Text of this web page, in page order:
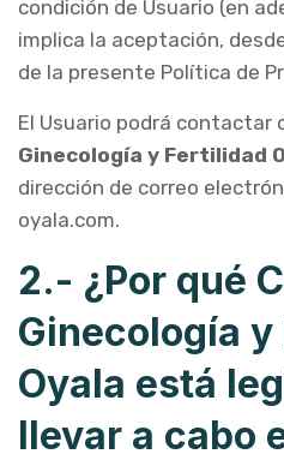
condición de Usuario (en
implica la aceptación,
de la presente Política de
El Usuario podrá contactar
Ginecología y Fertilidad
dirección de correo
oyala.com.
2.- ¿Por qué
Ginecología
Oyala está
llevar a cabo